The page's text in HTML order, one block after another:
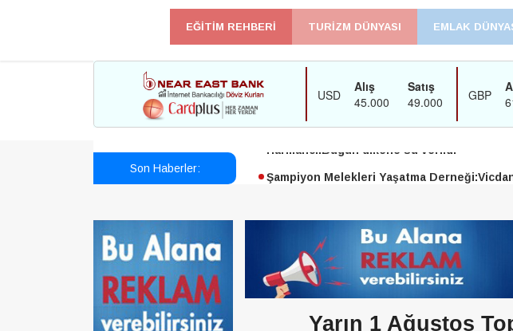
EĞİTİM REHBERİ TURİZM DÜNYASI EMLAK
Son Haberler:
Esendağlı:Adıyaman’daki süreç sona erdi,
Şampiyon Melekleri Yaşatma
Yarın 1 Ağustos